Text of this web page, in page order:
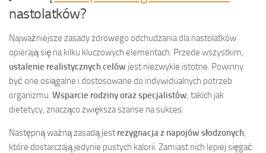
nastolatków?
Najważniejsze zasady zdrowego odchudzania dla nastolatków
opierają się na kilku kluczowych elementach. Przede wszystkim,
ustalenie realistycznych celów jest niezwykle istotne. Powinny
być one osiągalne i dostosowane do indywidualnych potrzeb
organizmu. Wsparcie rodziny oraz specjalistów , takich jak
dietetycy, znacząco zwiększa szanse na sukces.
Następną ważną zasadą jest rezygnacja z napojów słodzonych
które dostarczają jedynie pustych kalorii. Zamiast nich lepiej sięgać